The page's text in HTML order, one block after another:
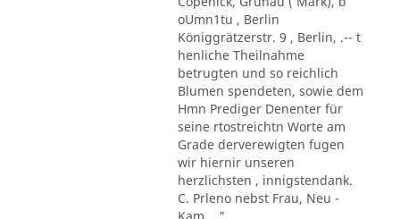
oUmn1tu , Berlin
Königgrätzerstr. 9 , Berlin, .-- t
henliche Theilnahme
betrugten und so reichlich
Blumen spendeten, sowie dem
Hmn Prediger Denenter für
seine rtostreichtn Worte am
Grade derverewigten fugen
wir hiernir unseren
herzlichsten , innigstendank.
C. Prleno nebst Frau, Neu -